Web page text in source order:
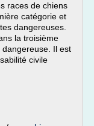
races de chiens
catégorie et
dangereuses.
la troisième
Il est
civile